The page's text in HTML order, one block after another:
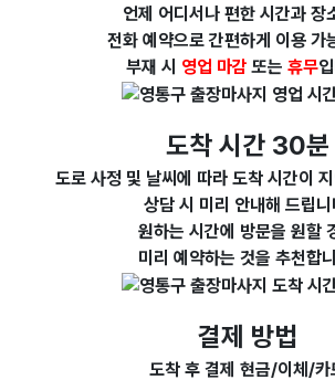
언제 어디서나 편한 시간과 장
전화 예약으로 간편하게 이용 가
부재 시 영업 마감 또는 휴무
도착 시간 30분
도로 사정 및 날씨에 따라 도착 시간이
상담 시 미리 안내해 드립
원하는 시간에 방문을 원할
미리 예약하는 것을 추천합
결제 방법
도착 후 결제 현금/이체/카